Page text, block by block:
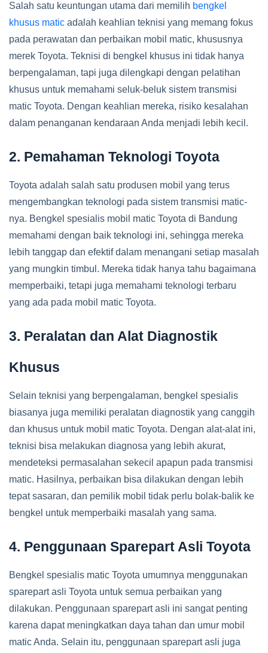
Salah satu keuntungan utama dari memilih bengkel
khusus matic adalah keahlian teknisi yang memang fokus
pada perawatan dan perbaikan mobil matic, khususnya
merek Toyota. Teknisi di bengkel khusus ini tidak hanya
berpengalaman, tapi juga dilengkapi dengan pelatihan
khusus untuk memahami seluk-beluk sistem transmisi
matic Toyota. Dengan keahlian mereka, risiko kesalahan
dalam penanganan kendaraan Anda menjadi lebih kecil.
2. Pemahaman Teknologi Toyota
Toyota adalah salah satu produsen mobil yang terus
mengembangkan teknologi pada sistem transmisi matic-
nya. Bengkel spesialis mobil matic Toyota di Bandung
memahami dengan baik teknologi ini, sehingga mereka
lebih tanggap dan efektif dalam menangani setiap masalah
yang mungkin timbul. Mereka tidak hanya tahu bagaimana
memperbaiki, tetapi juga memahami teknologi terbaru
yang ada pada mobil matic Toyota.
3. Peralatan dan Alat Diagnostik
Khusus
Selain teknisi yang berpengalaman, bengkel spesialis
biasanya juga memiliki peralatan diagnostik yang canggih
dan khusus untuk mobil matic Toyota. Dengan alat-alat ini,
teknisi bisa melakukan diagnosa yang lebih akurat,
mendeteksi permasalahan sekecil apapun pada transmisi
matic. Hasilnya, perbaikan bisa dilakukan dengan lebih
tepat sasaran, dan pemilik mobil tidak perlu bolak-balik ke
bengkel untuk memperbaiki masalah yang sama.
4. Penggunaan Sparepart Asli Toyota
Bengkel spesialis matic Toyota umumnya menggunakan
sparepart asli Toyota untuk semua perbaikan yang
dilakukan. Penggunaan sparepart asli ini sangat penting
karena dapat meningkatkan daya tahan dan umur mobil
matic Anda. Selain itu, penggunaan sparepart asli juga